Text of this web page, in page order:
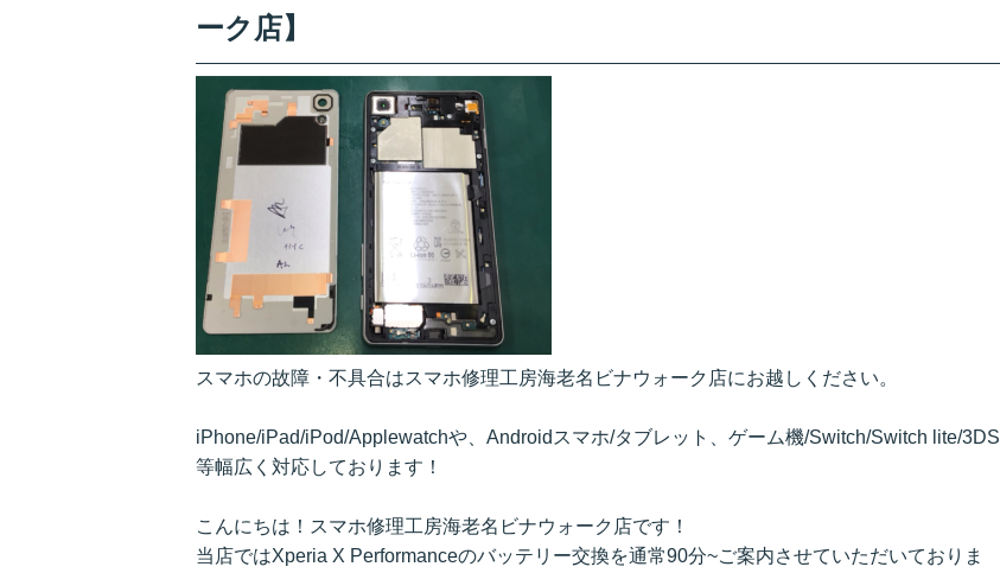
ーク店】
スマホの故障・不具合はスマホ修理工房海老名ビナウォーク店にお越しください。
iPhone/iPad/iPod/Applewatchや、Androidスマホ/タブレット、ゲーム機/Switch/Switch lite/3DS
等幅広く対応しております！
こんにちは！スマホ修理工房海老名ビナウォーク店です！
当店ではXperia X Performanceのバッテリー交換を通常90分~ご案内させていただいておりま